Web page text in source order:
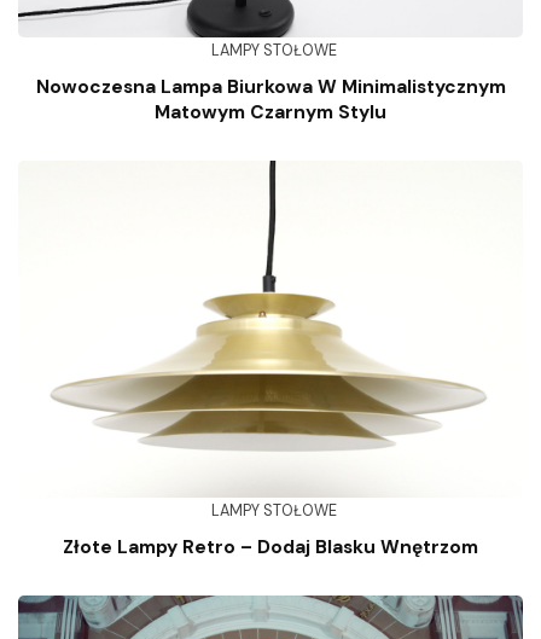
LAMPY STOŁOWE
Nowoczesna Lampa Biurkowa W Minimalistycznym
Matowym Czarnym Stylu
LAMPY STOŁOWE
Złote Lampy Retro – Dodaj Blasku Wnętrzom